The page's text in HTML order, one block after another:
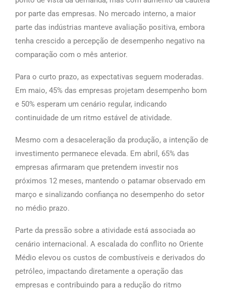
por parte das empresas. No mercado interno, a maior
parte das indústrias manteve avaliação positiva, embora
tenha crescido a percepção de desempenho negativo na
comparação com o mês anterior.
Para o curto prazo, as expectativas seguem moderadas.
Em maio, 45% das empresas projetam desempenho bom
e 50% esperam um cenário regular, indicando
continuidade de um ritmo estável de atividade.
Mesmo com a desaceleração da produção, a intenção de
investimento permanece elevada. Em abril, 65% das
empresas afirmaram que pretendem investir nos
próximos 12 meses, mantendo o patamar observado em
março e sinalizando confiança no desempenho do setor
no médio prazo.
Parte da pressão sobre a atividade está associada ao
cenário internacional. A escalada do conflito no Oriente
Médio elevou os custos de combustíveis e derivados do
petróleo, impactando diretamente a operação das
empresas e contribuindo para a redução do ritmo